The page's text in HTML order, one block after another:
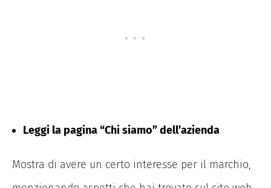
Leggi la pagina “Chi siamo” dell’azienda
Mostra di avere un certo interesse per il marchio,